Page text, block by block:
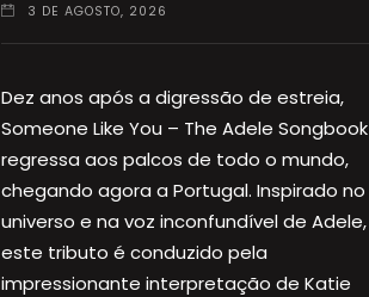
3 DE AGOSTO, 2026
Dez anos após a digressão de estreia,
Someone Like You – The Adele Songbook
regressa aos palcos de todo o mundo,
chegando agora a Portugal. Inspirado no
universo e na voz inconfundível de Adele,
este tributo é conduzido pela
impressionante interpretação de Katie